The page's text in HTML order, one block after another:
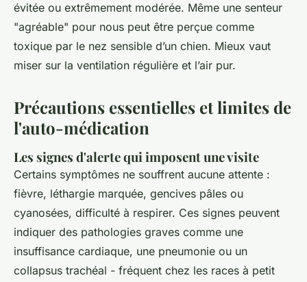
évitée ou extrêmement modérée. Même une senteur
"agréable" pour nous peut être perçue comme
toxique par le nez sensible d’un chien. Mieux vaut
miser sur la ventilation régulière et l’air pur.
Précautions essentielles et limites de
l'auto-médication
Les signes d'alerte qui imposent une visite
Certains symptômes ne souffrent aucune attente :
fièvre, léthargie marquée, gencives pâles ou
cyanosées, difficulté à respirer. Ces signes peuvent
indiquer des pathologies graves comme une
insuffisance cardiaque, une pneumonie ou un
collapsus trachéal - fréquent chez les races à petit